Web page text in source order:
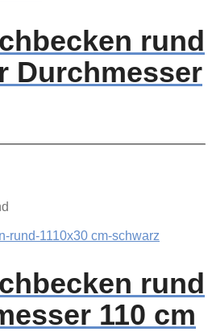
rund
Durchmesser
rund
110 cm